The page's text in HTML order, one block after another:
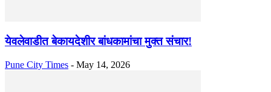
येवलेवाडीत बेकायदेशीर बांधकामांचा मुक्त संचार!
Pune City Times - May 14, 2026